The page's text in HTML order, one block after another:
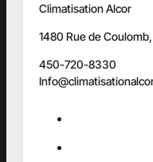
Climatisation Alcor
1480 Rue de
450-720-8330